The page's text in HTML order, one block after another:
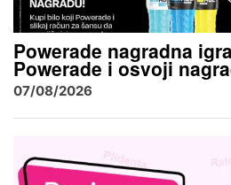
Powerade nagradna
Powerade i osvoji
07/08/2026